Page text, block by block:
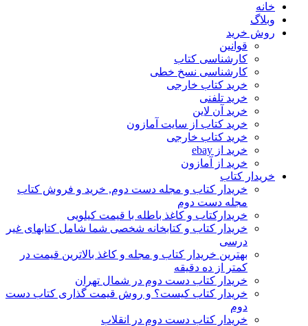
خانه
وبلاگ
روش خرید
قوانین
کارشناسی کتاب
کارشناسی نسخ خطی
خرید کتاب خارجی
خرید تلفنی
خرید آن لاین
خرید کتاب از سایت آمازون
خرید کتاب خارجی
خرید از ebay
خرید از آمازون
خریدار کتاب
خریدار کتاب و مجله دست دوم, خرید و فروش کتاب
مجله دست دوم
خریدارکتاب و کاغذ باطله با قیمت کیلویی
خریدار کتاب و کتابخانه شخصی شما شامل کتابهای غیر
درسی
بهترین خریدار کتاب و مجله و کاغذ بالاترین قیمت در
کمتر از ده دقیقه
خریدار کتاب دست دوم در شمال تهران
خریدار کتاب کیست؟ و روش قیمت گذاری کتاب دست
دوم
خریدار کتاب دست دوم در انقلاب